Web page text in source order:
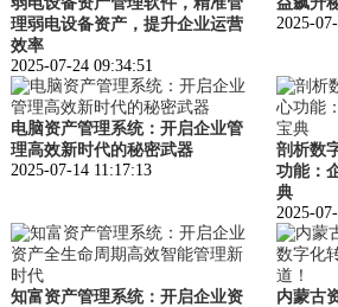
理弱电设备资产，提升企业运营
效率
2025-07-24 09:34:51
2025-
电脑资产管理系统：开启企业管
理高效新时代的秘密武器
2025-07-14 11:17:13
剖析数
功能：
典
2025-
知富资产管理系统：开启企业资
内蒙古